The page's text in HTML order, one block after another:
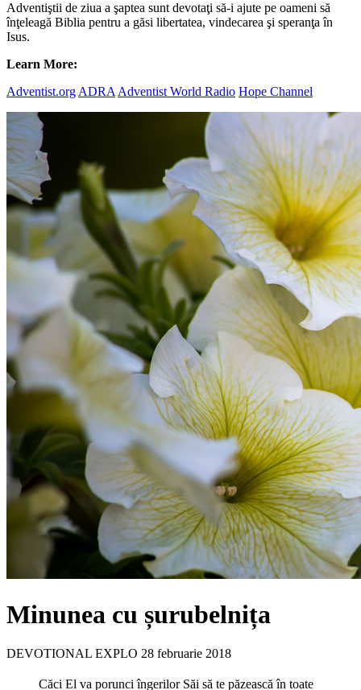
Adventiştii de ziua a şaptea sunt devotaţi să-i ajute pe oameni să
înţeleagă Biblia pentru a găsi libertatea, vindecarea şi speranţa în
Isus.
Learn More:
Adventist.org ADRA Adventist World Radio Hope Channel
Minunea cu șurubelnița
DEVOTIONAL EXPLO 28 februarie 2018
Căci El va porunci îngerilor Săi să te păzească în toate